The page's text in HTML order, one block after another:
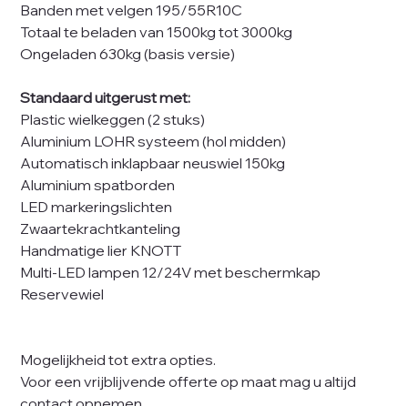
Banden met velgen 195/55R10C
Totaal te beladen van 1500kg tot 3000kg
Ongeladen 630kg (basis versie)
Standaard uitgerust met:
Plastic wielkeggen (2 stuks)
Aluminium LOHR systeem (hol midden)
Automatisch inklapbaar neuswiel 150kg
Aluminium spatborden
LED markeringslichten
Zwaartekrachtkanteling
Handmatige lier KNOTT
Multi-LED lampen 12/24V met beschermkap
Reservewiel
Mogelijkheid tot extra opties.
Voor een vrijblijvende offerte op maat mag u altijd